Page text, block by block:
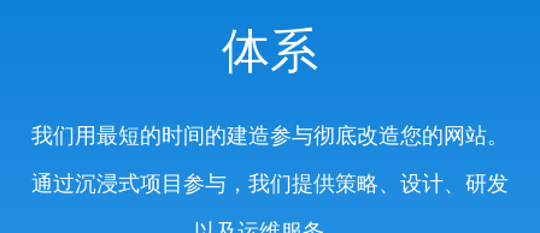
体系
我们用最短的时间的建造参与彻底改造您的网站。
通过沉浸式项目参与，我们提供策略、设计、研发